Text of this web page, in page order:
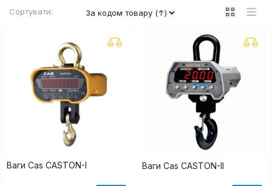
Сортувати:
Ваги Cas CASTON-I Ваги Cas CASTON-II